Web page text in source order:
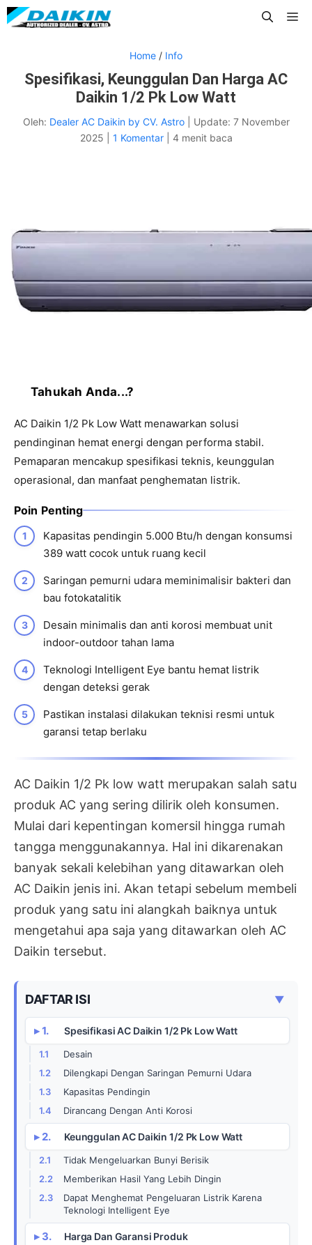
Langsung
ke
Home / Info
Spesifikasi, Keunggulan Dan Harga AC
Daikin 1/2 Pk Low Watt
Oleh: Dealer AC Daikin by CV. Astro Update: 7 November
2025
1 Komentar 4 menit baca
Tahukah Anda...?
AC Daikin 1/2 Pk Low Watt menawarkan solusi
pendinginan hemat energi dengan performa stabil.
Pemaparan mencakup spesifikasi teknis, keunggulan
operasional, dan manfaat penghematan listrik.
Poin Penting
Kapasitas pendingin 5.000 Btu/h dengan konsumsi
389 watt cocok untuk ruang kecil
Saringan pemurni udara meminimalisir bakteri dan
bau fotokatalitik
Desain minimalis dan anti korosi membuat unit
indoor-outdoor tahan lama
Teknologi Intelligent Eye bantu hemat listrik
dengan deteksi gerak
Pastikan instalasi dilakukan teknisi resmi untuk
garansi tetap berlaku
AC Daikin 1/2 Pk low watt merupakan salah satu
produk AC yang sering dilirik oleh konsumen.
Mulai dari kepentingan komersil hingga rumah
tangga menggunakannya. Hal ini dikarenakan
banyak sekali kelebihan yang ditawarkan oleh
AC Daikin jenis ini. Akan tetapi sebelum membeli
produk yang satu ini alangkah baiknya untuk
mengetahui apa saja yang ditawarkan oleh AC
Daikin tersebut.
DAFTAR ISI ▼
Spesifikasi AC Daikin 1/2 Pk Low Watt
Desain
Dilengkapi Dengan Saringan Pemurni Udara
Kapasitas Pendingin
Dirancang Dengan Anti Korosi
Keunggulan AC Daikin 1/2 Pk Low Watt
Tidak Mengeluarkan Bunyi Berisik
Memberikan Hasil Yang Lebih Dingin
Dapat Menghemat Pengeluaran Listrik Karena
Teknologi Intelligent Eye
Harga Dan Garansi Produk